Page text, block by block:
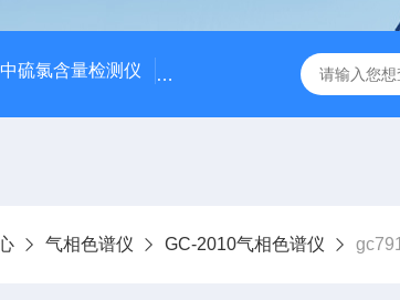
硫氯含量检测仪 国产气相色谱仪价格/国产气
气相色谱仪 GC-2010气相色谱仪